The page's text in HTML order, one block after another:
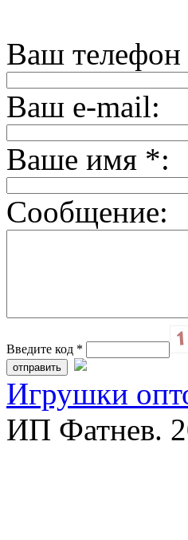
Ваш телефон
Ваш e-mail:
Ваше имя *:
Сообщение:
Введите код *
Игрушки
ИП Фатнев.